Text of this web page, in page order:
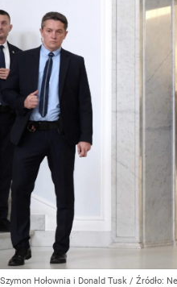
Szymon Hołownia i Donald Tusk / Źródło: